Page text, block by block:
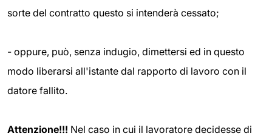
sorte del contratto questo si intenderà cessato;
- oppure, può, senza indugio, dimettersi ed in questo
modo liberarsi all'istante dal rapporto di lavoro con il
datore fallito.
Attenzione!!! Nel caso in cui il lavoratore decidesse di